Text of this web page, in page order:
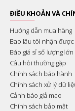
ĐIỀU KHOẢN VÀ
Hướng dẫn mua hàng
Bao lâu tôi nhận
Báo giá sỉ số lượng
Câu hỏi thường gặp
Chính sách bảo hành
Chính sách xử lý dữ
Cảnh báo giả mạo
Chính sách bảo mật